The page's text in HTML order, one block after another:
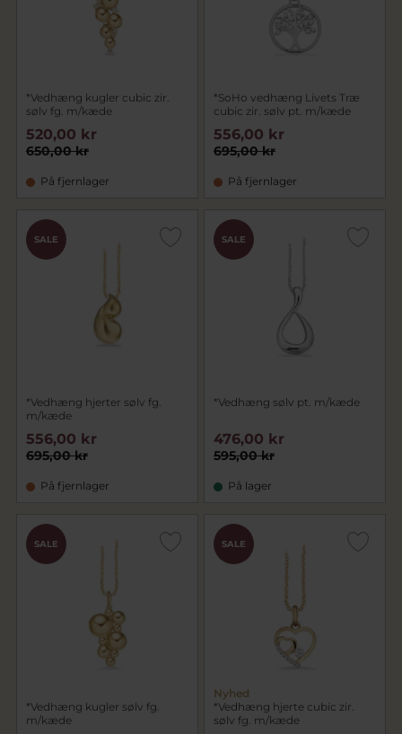
*Vedhæng kugler cubic zir.
sølv fg. m/kæde
650,00 kr
520,00 kr
På fjernlager
*SoHo vedhæng Livets Træ
cubic zir. sølv pt. m/kæde
695,00 kr
556,00 kr
På fjernlager
SALE
*Vedhæng hjerter sølv fg.
m/kæde
695,00 kr
556,00 kr
På fjernlager
SALE
*Vedhæng sølv pt. m/kæde
595,00 kr
476,00 kr
På lager
SALE
*Vedhæng kugler sølv fg.
m/kæde
SALE
Nyhed
*Vedhæng hjerte cubic zir.
sølv fg. m/kæde